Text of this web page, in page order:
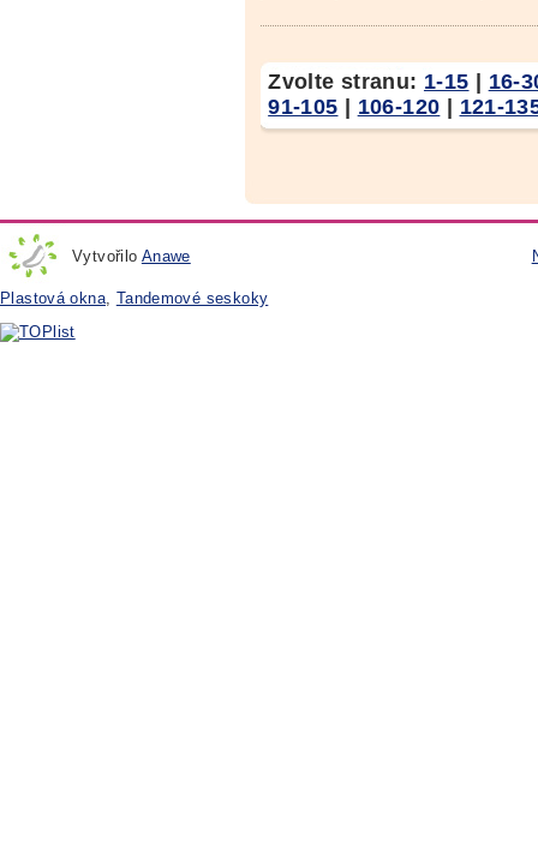
Zvolte stranu: 1-15
16-
91-105
106-120 121-
Vytvořilo Anawe
Plastová okna, Tandemové seskoky